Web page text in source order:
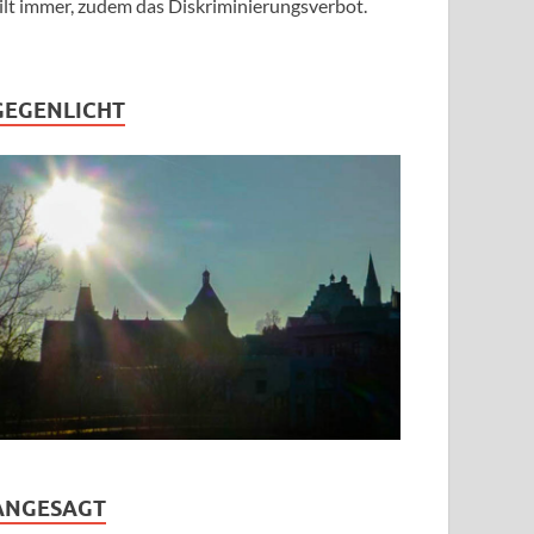
immer, zudem das Diskriminierungsverbot.